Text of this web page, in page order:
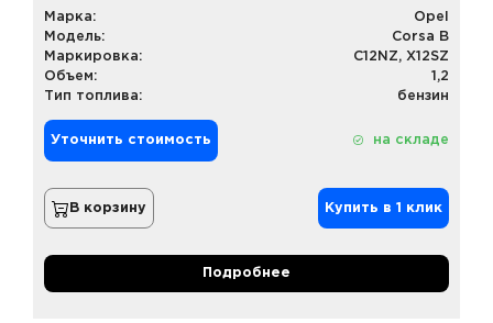
Марка:
Opel
Модель:
Corsa B
Маркировка:
C12NZ, X12SZ
Объем:
1,2
Тип топлива:
бензин
Уточнить стоимость на складе
В корзину Купить в 1 клик
Подробнее